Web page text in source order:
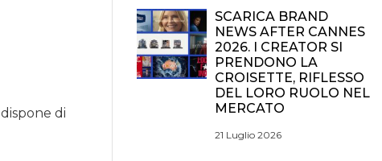
di
SCARICA BRAND
NEWS AFTER CANNES
2026. I CREATOR SI
PRENDONO LA
CROISETTE, RIFLESSO
DEL LORO RUOLO NEL
MERCATO
21 Luglio 2026